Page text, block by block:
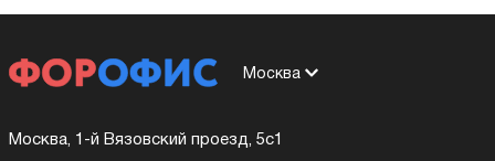
Москва
Москва, 1-й Вязовский проезд, 5с1